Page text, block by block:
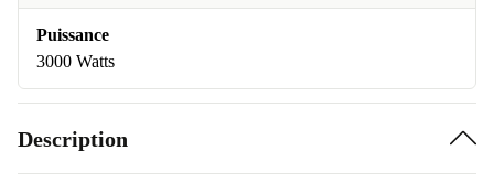
Puissance
3000 Watts
Description